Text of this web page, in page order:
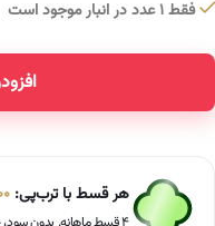
فقط 1 عدد در انبار موجود است
هر قسط با ترب‌پی: